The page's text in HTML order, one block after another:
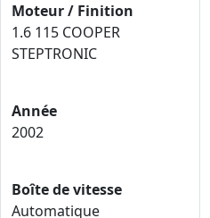
Moteur / Finition
1.6 115 COOPER
STEPTRONIC
Année
2002
Boîte de vitesse
Automatique